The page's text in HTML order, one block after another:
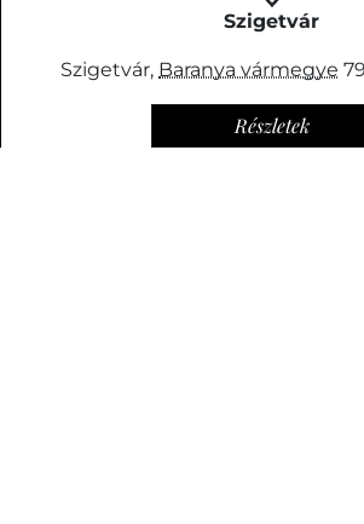
Szigetvár
Szigetvár, Baranya vármegye
Részletek